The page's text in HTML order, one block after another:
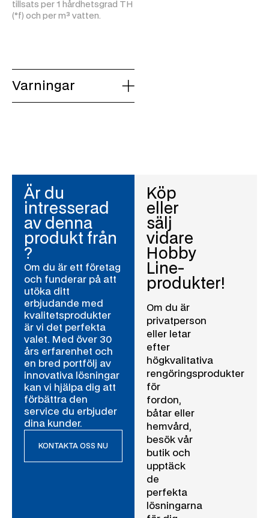
tillsats per 1 hårdhetsgrad TH
(°f) och per m³ vatten.
Varningar
Är du
intresserad
av denna
produkt från
?
Om du är ett företag
och funderar på att
utöka ditt
erbjudande med
kvalitetsprodukter
är vi det perfekta
valet. Med över 30
års erfarenhet och
en bred portfölj av
innovativa lösningar
kan vi hjälpa dig att
förbättra den
service du erbjuder
dina kunder.
KONTAKTA OSS NU
Köp
eller
sälj
vidare
Hobby
Line-
produkter!
Om du är
privatperson
eller letar
efter
högkvalitativa
rengöringsprodukter
för
fordon,
båtar eller
hemvård,
besök vår
butik och
upptäck
de
perfekta
lösningarna